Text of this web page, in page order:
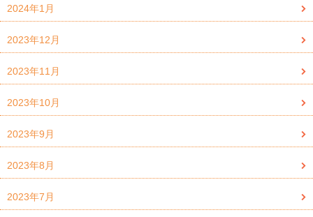
2024年1月
2023年12月
2023年11月
2023年10月
2023年9月
2023年8月
2023年7月